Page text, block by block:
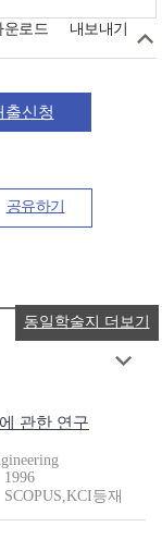
운로드 내보내기
출신청
공유하기
관한 연구
1996
SCOPUS,KCI등재
동일학술지 더보기